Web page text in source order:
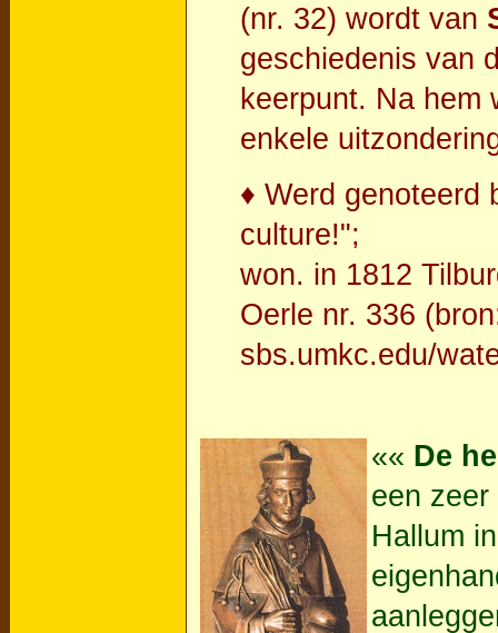
(nr. 32) wordt van
geschiedenis van
keerpunt. Na hem
enkele
♦ Werd genoteerd
culture!";
won. in 1812
Oerle nr. 336
sbs.umkc.edu/
«« De
een
Hallum